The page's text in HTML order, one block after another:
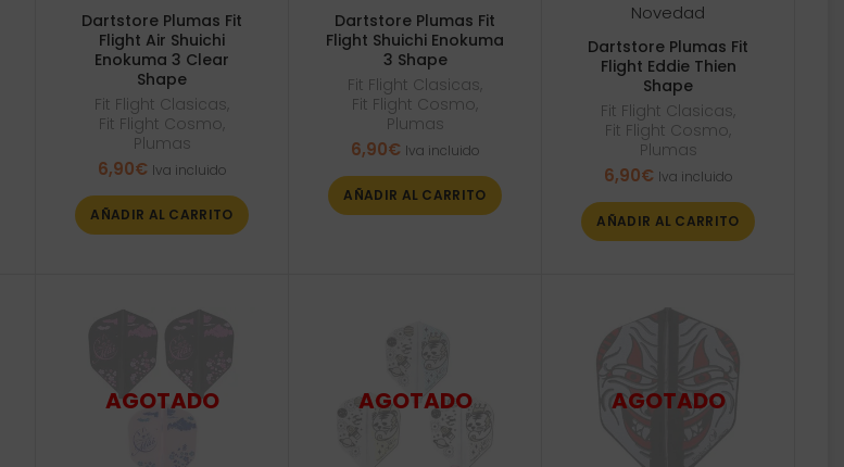
Dartstore Plumas Fit
Flight Air Shuichi
Enokuma 3 Clear
Shape
Fit Flight Clasicas,
Fit Flight Cosmo,
Plumas
6,90€ Iva incluido
AÑADIR AL CARRITO
Dartstore Plumas Fit
Flight Shuichi Enokuma
3 Shape
Fit Flight Clasicas,
Fit Flight Cosmo,
Plumas
6,90€ Iva incluido
AÑADIR AL CARRITO
Novedad
Dartstore Plumas Fit
Flight Eddie Thien
Shape
Fit Flight Clasicas,
Fit Flight Cosmo,
Plumas
6,90€ Iva incluido
AÑADIR AL CARRITO